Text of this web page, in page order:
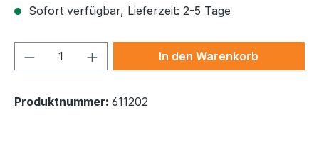
Sofort verfügbar, Lieferzeit: 2-5 Tage
Produkt Anzahl: Gib denIn den Warenkorb
Produktnummer: 611202